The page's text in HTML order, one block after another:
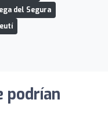
del Segura
podrían